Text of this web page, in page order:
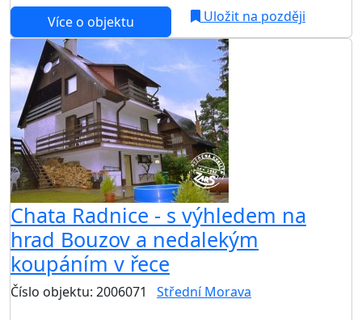
Více o objektu
Uložit na později
Chata Radnice - s výhledem na
hrad Bouzov a nedalekým
koupáním v řece
Číslo objektu: 2006071 Střední Morava